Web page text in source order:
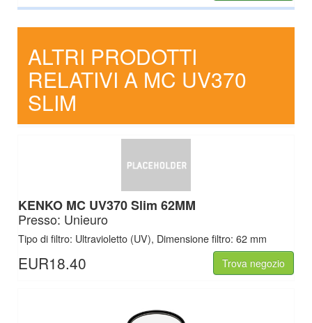
ALTRI PRODOTTI
RELATIVI A MC UV370
SLIM
KENKO MC UV370 Slim 62MM
Presso: Unieuro
Tipo di filtro: Ultravioletto (UV), Dimensione filtro: 62 mm
EUR18.40 Trova negozio